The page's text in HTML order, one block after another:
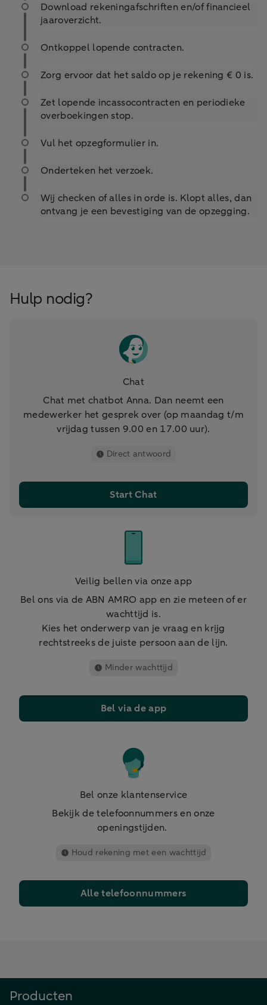
Download rekeningafschriften en/of financieel
jaaroverzicht.
Ontkoppel lopende contracten.
Zorg ervoor dat het saldo op je rekening € 0 is.
Zet lopende incassocontracten en periodieke
overboekingen stop.
Vul het opzegformulier in.
Onderteken het verzoek.
Wij checken of alles in orde is. Klopt alles, dan
ontvang je een bevestiging van de opzegging.
Hulp nodig?
Chat
Chat met chatbot Anna. Dan neemt een
medewerker het gesprek over (op maandag t/m
vrijdag tussen 9.00 en 17.00 uur).
Direct antwoord
Start Chat
Veilig bellen via onze app
Bel ons via de ABN AMRO app en zie meteen of er
wachttijd is.
Kies het onderwerp van je vraag en krijg
rechtstreeks de juiste persoon aan de lijn.
Minder wachttijd
Bel via de app
Bel onze klantenservice
Bekijk de telefoonnummers en onze
openingstijden.
Houd rekening met een wachttijd
Alle telefoonnummers
Producten